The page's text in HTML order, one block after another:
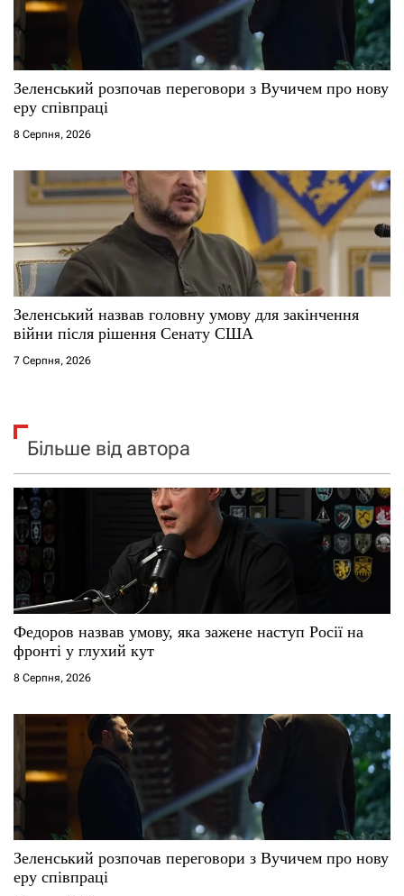
Зеленський розпочав переговори з Вучичем про нову
еру співпраці
8 Серпня, 2026
Зеленський назвав головну умову для закінчення
війни після рішення Сенату США
7 Серпня, 2026
Більше від автора
Федоров назвав умову, яка зажене наступ Росії на
фронті у глухий кут
8 Серпня, 2026
Зеленський розпочав переговори з Вучичем про нову
еру співпраці